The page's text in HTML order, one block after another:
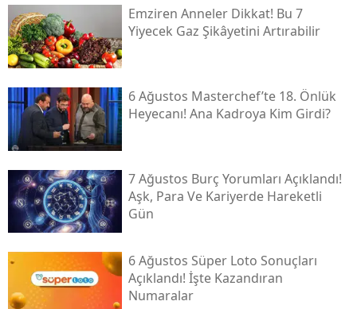
Emziren Anneler Dikkat! Bu 7
Yiyecek Gaz Şikâyetini Artırabilir
6 Ağustos Masterchef’te 18. Önlük
Heyecanı! Ana Kadroya Kim Girdi?
7 Ağustos Burç Yorumları Açıklandı!
Aşk, Para Ve Kariyerde Hareketli
Gün
6 Ağustos Süper Loto Sonuçları
Açıklandı! İşte Kazandıran
Numaralar